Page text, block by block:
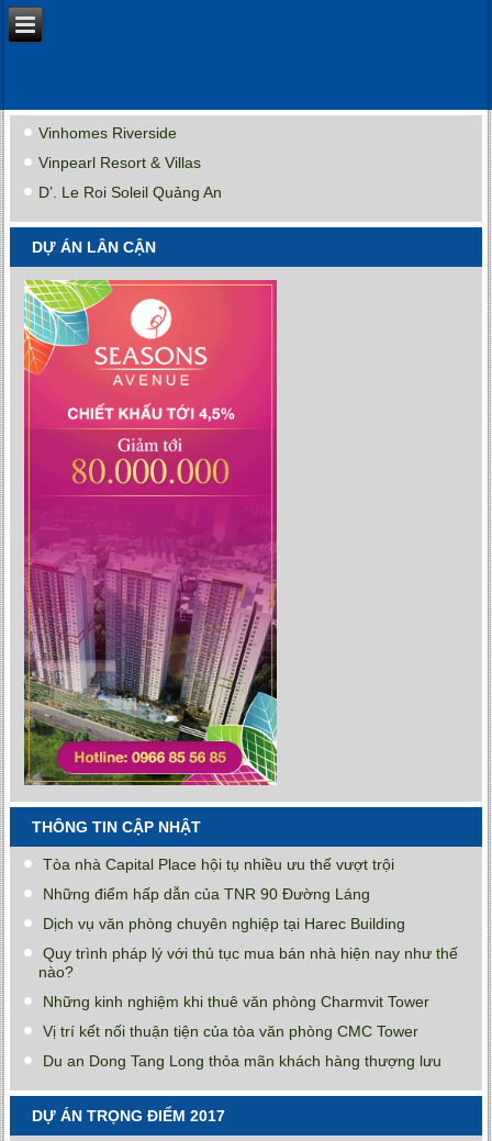
Vinhomes Riverside
Vinpearl Resort & Villas
D’. Le Roi Soleil Quảng An
DỰ ÁN LÂN CẬN
THÔNG TIN CẬP NHẬT
Tòa nhà Capital Place hội tụ nhiều ưu thế vượt trội
Những điểm hấp dẫn của TNR 90 Đường Láng
Dịch vụ văn phòng chuyên nghiệp tại Harec Building
Quy trình pháp lý với thủ tục mua bán nhà hiện nay như thế
nào?
Những kinh nghiệm khi thuê văn phòng Charmvit Tower
Vị trí kết nối thuận tiện của tòa văn phòng CMC Tower
Du an Dong Tang Long thỏa mãn khách hàng thượng lưu
DỰ ÁN TRỌNG ĐIỂM 2017